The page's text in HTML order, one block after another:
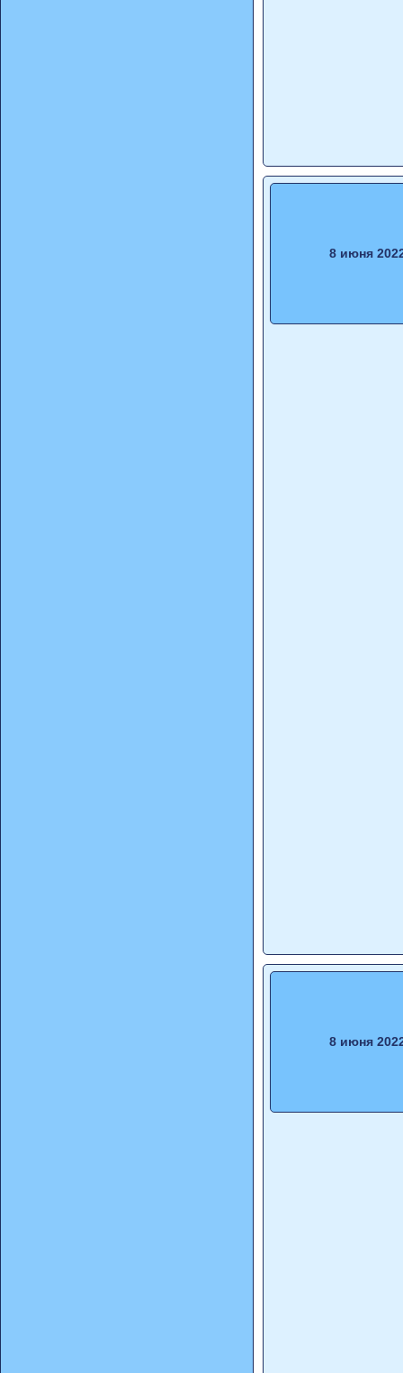
8 июня
8 июня